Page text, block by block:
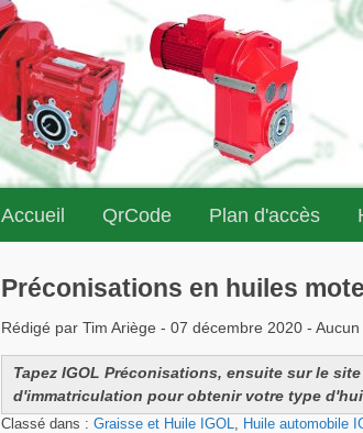
Accueil QrCode Plan d'accès
Préconisations en huiles
Rédigé par Tim Ariège - 07 décembre 2020 -
Tapez IGOL Préconisations, ensuite sur le
d'immatriculation pour obtenir votre type
Classé dans : Graisse et Huile IGOL, Huile automobile